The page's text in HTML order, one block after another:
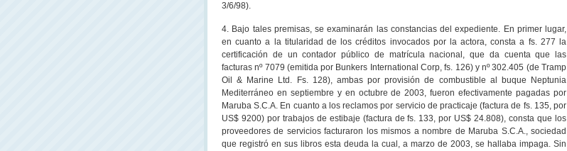
3/6/98).
4. Bajo tales premisas, se examinarán las constancias del expediente. En primer lugar,
en cuanto a la titularidad de los créditos invocados por la actora, consta a fs. 277 la
certificación de un contador público de matrícula nacional, que da cuenta que las
facturas nº 7079 (emitida por Bunkers International Corp, fs. 126) y nº 302.405 (de Tramp
Oil & Marine Ltd. Fs. 128), ambas por provisión de combustible al buque Neptunia
Mediterráneo en septiembre y en octubre de 2003, fueron efectivamente pagadas por
Maruba S.C.A. En cuanto a los reclamos por servicio de practicaje (factura de fs. 135, por
US$ 9200) por trabajos de estibaje (factura de fs. 133, por US$ 24.808), consta que los
proveedores de servicios facturaron los mismos a nombre de Maruba S.C.A., sociedad
que registró en sus libros esta deuda la cual, a marzo de 2003, se hallaba impaga. Sin